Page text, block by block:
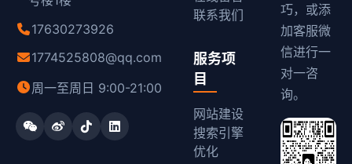
17630273926
1774525808@qq.com
周一至周日 9:00-21:00
联系我们
服务项
目
网站建设
搜索引擎
优化
巧，或添
加客服微
信进行一
对一咨
询。